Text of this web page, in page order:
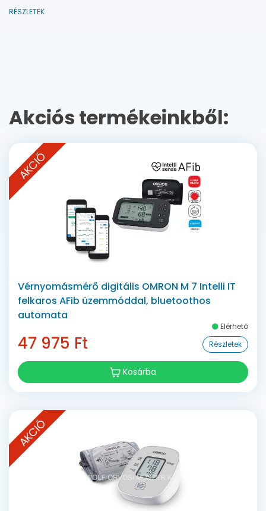
RÉSZLETEK
Akciós termékeinkből:
AKCIÓ
Vérnyomásmérő digitális OMRON M 7 Intelli IT
felkaros AFib üzemmóddal, bluetoothos
automata
Elérhető
47 975 Ft Részletek
Kosárba
AKCIÓ